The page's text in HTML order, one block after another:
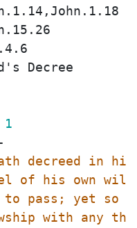
Decree
1